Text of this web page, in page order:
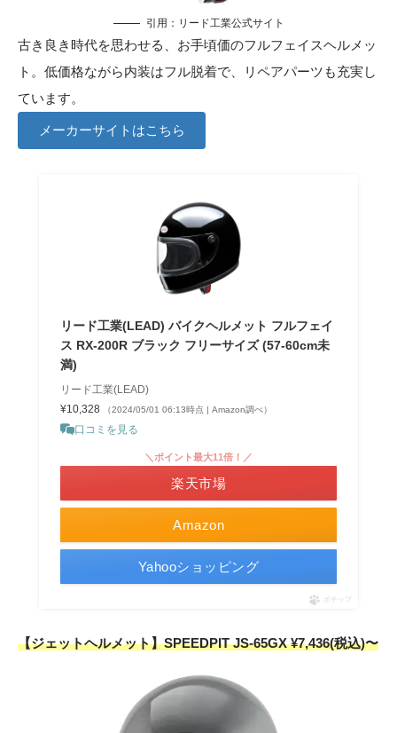
引用： リード工業公式サイト
古き良き時代を思わせる、お手頃価のフルフェイスヘルメッ
ト。低価格ながら内装はフル脱着で、リペアパーツも充実し
ています。
メーカーサイトはこちら
リード工業(LEAD) バイクヘルメット フルフェイ
ス RX-200R ブラック フリーサイズ (57-60cm未
満)
リード工業(LEAD)
¥10,328
（2024/05/01 06:13時点 | Amazon調べ）
口コミを見る
Amazon
＼ポイント最大11倍！／
楽天市場
Yahooショッピング
ポチップ
【ジェットヘルメット】SPEEDPIT JS-65GX ¥7,436(税込)〜